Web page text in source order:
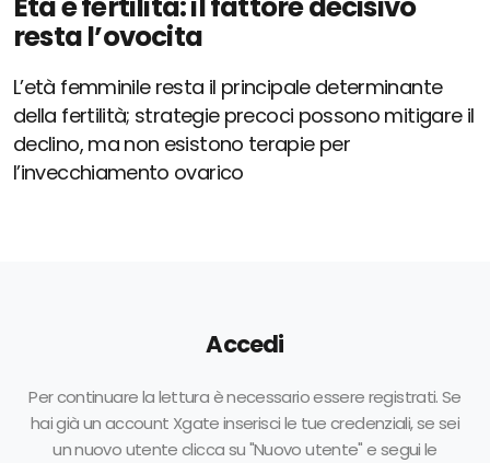
resta l’ovocita
L’età femminile resta il principale determinante
della fertilità; strategie precoci possono mitigare il
declino, ma non esistono terapie per
l’invecchiamento ovarico
Accedi
Per continuare la lettura è necessario essere registrati. Se
hai già un account Xgate inserisci le tue credenziali, se sei
un nuovo utente clicca su "Nuovo utente" e segui le